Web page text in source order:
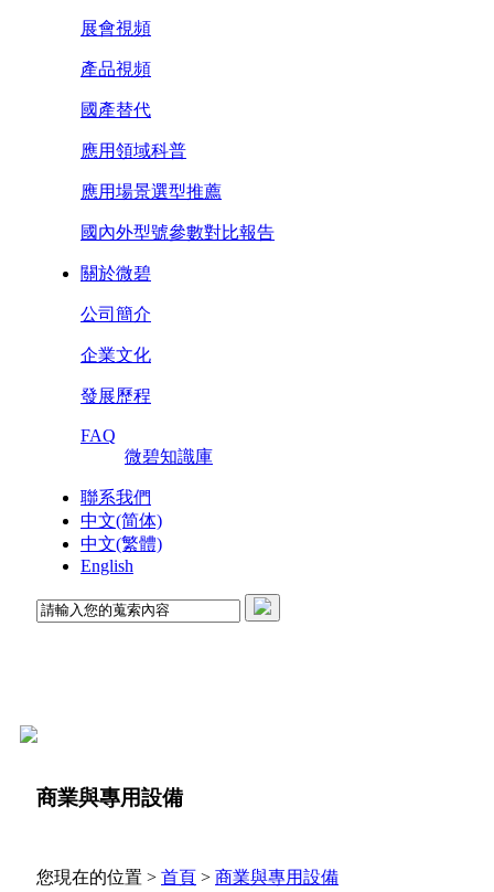
展會視頻
產品視頻
國產替代
應用領域科普
應用場景選型推薦
國內外型號參數對比報告
關於微碧
公司簡介
企業文化
發展歷程
FAQ
微碧知識庫
聯系我們
中文(简体)
中文(繁體)
English
商業與專用設備
您現在的位置 > 首頁 > 商業與專用設備